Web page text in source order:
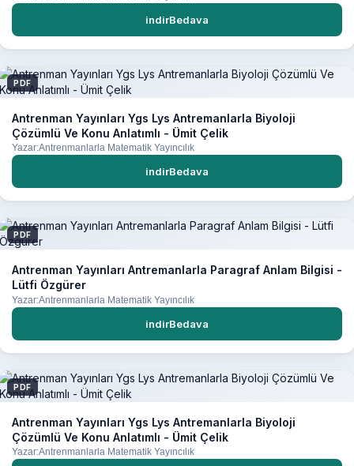
indirBedava
PDF
Antrenman Yayınları Ygs Lys Antremanlarla Biyoloji
Çözümlü Ve Konu Anlatımlı - Ümit Çelik
Yazar:Antrenmanlarla Matematik Yayıncılık
indirBedava
PDF
Antrenman Yayınları Antremanlarla Paragraf Anlam Bilgisi -
Lütfi Özgürer
Yazar:Antrenmanlarla Matematik Yayıncılık
indirBedava
PDF
Antrenman Yayınları Ygs Lys Antremanlarla Biyoloji
Çözümlü Ve Konu Anlatımlı - Ümit Çelik
Yazar:Antrenmanlarla Matematik Yayıncılık